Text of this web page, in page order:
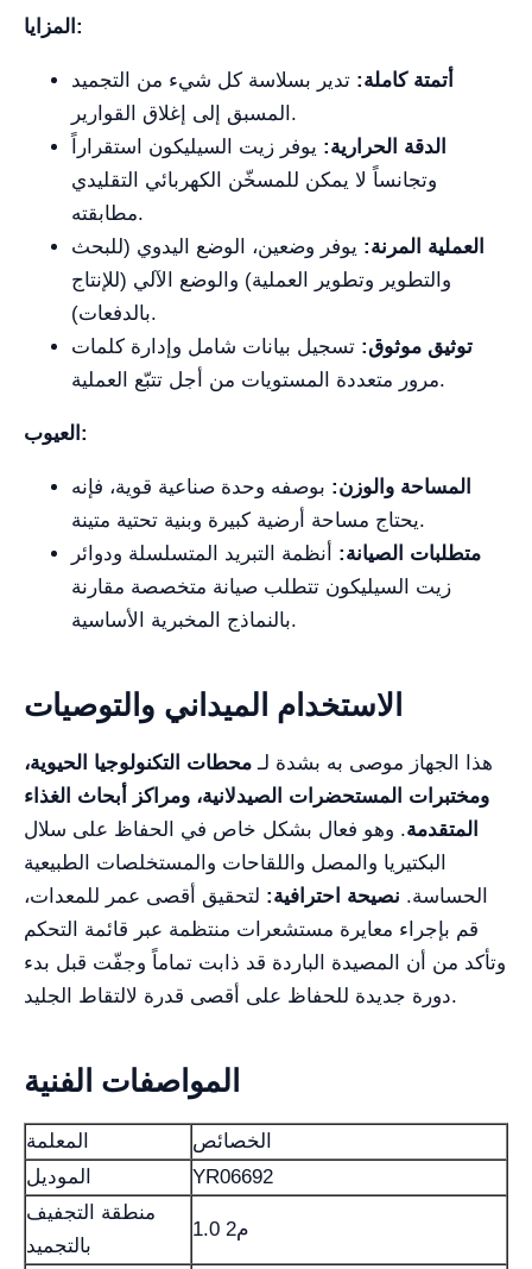
المزايا:
أتمتة كاملة: تدير بسلاسة كل شيء من التجميد
المسبق إلى إغلاق القوارير.
الدقة الحرارية: يوفر زيت السيليكون استقراراً
وتجانساً لا يمكن للمسخّن الكهربائي التقليدي
مطابقته.
العملية المرنة: يوفر وضعين، الوضع اليدوي (للبحث
والتطوير وتطوير العملية) والوضع الآلي (للإنتاج
بالدفعات).
توثيق موثوق: تسجيل بيانات شامل وإدارة كلمات
مرور متعددة المستويات من أجل تتبّع العملية.
العيوب:
المساحة والوزن: بوصفه وحدة صناعية قوية، فإنه
يحتاج مساحة أرضية كبيرة وبنية تحتية متينة.
متطلبات الصيانة: أنظمة التبريد المتسلسلة ودوائر
زيت السيليكون تتطلب صيانة متخصصة مقارنة
بالنماذج المخبرية الأساسية.
الاستخدام الميداني والتوصيات
هذا الجهاز موصى به بشدة لـ محطات التكنولوجيا الحيوية،
ومختبرات المستحضرات الصيدلانية، ومراكز أبحاث الغذاء
المتقدمة. وهو فعال بشكل خاص في الحفاظ على سلال
البكتيريا والمصل واللقاحات والمستخلصات الطبيعية
الحساسة. نصيحة احترافية: لتحقيق أقصى عمر للمعدات،
قم بإجراء معايرة مستشعرات منتظمة عبر قائمة التحكم
وتأكد من أن المصيدة الباردة قد ذابت تماماً وجفّت قبل بدء
دورة جديدة للحفاظ على أقصى قدرة لالتقاط الجليد.
المواصفات الفنية
المعلمة
الخصائص
الموديل
YR06692
منطقة التجفيف
بالتجميد
1.0 م2